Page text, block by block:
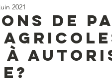
de
à
2021